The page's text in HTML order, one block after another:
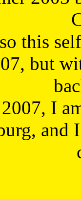
this
but
I
and